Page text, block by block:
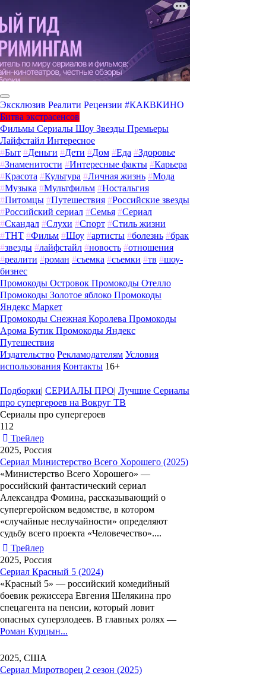
Эксклюзив Реалити Рецензии #КАКВКИНО
Битва экстрасенсов
Фильмы Сериалы Шоу Звезды Премьеры
Лайфстайл Интересное
#Быт #Деньги #Дети #Дом #Еда #Здоровье
#Знаменитости #Интересные факты #Карьера
#Красота #Культура #Личная жизнь #Мода
#Музыка #Мультфильм #Ностальгия
#Питомцы #Путешествия #Российские звезды
#Российский сериал #Семья #Сериал
#Скандал #Слухи #Спорт #Стиль жизни
#ТНТ #Фильм #Шоу #артисты #болезнь #брак
#звезды #лайфстайл #новость #отношения
#реалити #роман #съемка #съемки #тв #шоу-
бизнес
Промокоды Островок Промокоды Отелло
Промокоды Золотое яблоко Промокоды
Яндекс Маркет
Промокоды Снежная Королева Промокоды
Арома Бутик Промокоды Яндекс
Путешествия
Издательство Рекламодателям Условия
использования Контакты 16+
Подборки| СЕРИАЛЫ ПРО| Лучшие Сериалы
про супергероев на Вокруг ТВ
Сериалы про супергероев
112
Трейлер
2025, Россия
Сериал Министерство Всего Хорошего (2025)
«Министерство Всего Хорошего» —
российский фантастический сериал
Александра Фомина, рассказывающий о
супергеройском ведомстве, в котором
«случайные неслучайности» определяют
судьбу всего проекта «Человечество»....
Трейлер
2025, Россия
Сериал Красный 5 (2024)
«Красный 5» — российский комедийный
боевик режиссера Евгения Шелякина про
спецагента на пенсии, который ловит
опасных суперзлодеев. В главных ролях —
Роман Курцын...
2025, США
Сериал Миротворец 2 сезон (2025)